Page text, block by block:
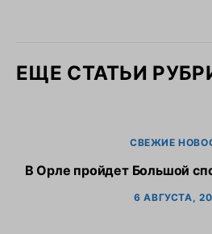
ЕЩЕ СТАТЬИ
СВЕЖИЕ
В Орле пройдет Большой
6 АВГУСТА,